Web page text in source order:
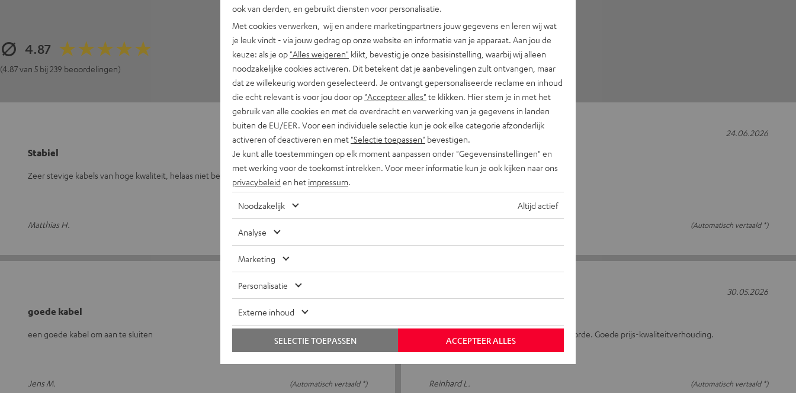
4.87
(4.87 van 5 bij 239 beoordelingen)
4
27
3
2
2
0
Stabiel
Zeer stevige kabels van hoge kwaliteit, helaas niet bepaald goedkoop
Matthias H.
Kabel
Gebruiksvriendelijk. Van goede kwaliteit
(Automatisch vertaald *)
24.06.2026
goede kabel
een goede kabel om aan te sluiten
Jens M. (Automatisch vertaald *)
Voor zover ik kan beoordelen, is alles in orde. Goede prijs-kwaliteitverhouding.
Reinhard L. (Automatisch vertaald *)
30.05.2026
ook van derden, en gebruikt diensten voor personalisatie.
Met cookies verwerken, wij en andere marketingpartners jouw gegevens en leren wij wat
je leuk vindt - via jouw gedrag op onze website en informatie van je apparaat. Aan jou de
keuze: als je op "Alles weigeren" klikt, bevestig je onze basisinstelling, waarbij wij alleen
noodzakelijke cookies activeren. Dit betekent dat je aanbevelingen zult ontvangen, maar
dat ze willekeurig worden geselecteerd. Je ontvangt gepersonaliseerde reclame en inhoud
die echt relevant is voor jou door op "Accepteer alles" te klikken. Hier stem je in met het
gebruik van alle cookies en met de overdracht en verwerking van je gegevens in landen
buiten de EU/EER. Voor een individuele selectie kun je ook elke categorie afzonderlijk
activeren of deactiveren en met "Selectie toepassen" bevestigen.
Je kunt alle toestemmingen op elk moment aanpassen onder "Gegevensinstellingen" en
met werking voor de toekomst intrekken. Voor meer informatie kun je ook kijken naar ons
privacybeleid en het impressum
Noodzakelijk Altijd actief
Analyse
Marketing
Personalisatie
Externe inhoud
ACCEPTEER ALLES
SELECTIE TOEPASSEN